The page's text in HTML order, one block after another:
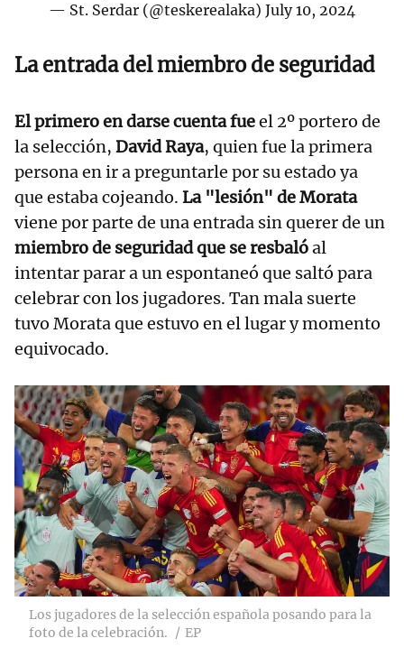
— St. Serdar (@teskerealaka) July 10, 2024
La entrada del miembro de seguridad
El primero en darse cuenta fueel 2º portero de
la selección, David Raya, quien fue la primera
persona en ir a preguntarle por su estado ya
que estaba cojeando. La "lesión" de Morata
viene por parte de una entrada sin querer de un
miembro de seguridad que se resbalóal
intentar parar a un espontaneó que saltó para
celebrar con los jugadores. Tan mala suerte
tuvo Morata que estuvo en el lugar y momento
equivocado.
Los jugadores de la selección española posando para la
foto de la celebración.
EP